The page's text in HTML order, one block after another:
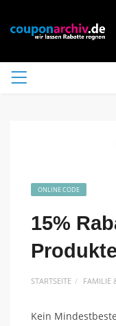
ONLINE CODE
15%
Produkte
STARTSEITE FAMILIE
Kein